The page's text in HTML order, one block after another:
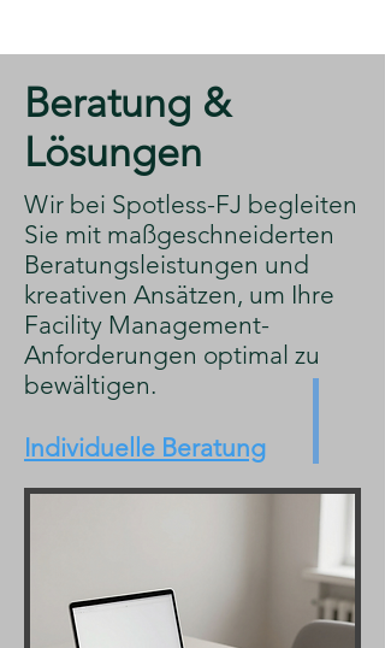
​Beratung &
Lösungen
​Wir bei Spotless-FJ begleiten
Sie mit maßgeschneiderten
Beratungsleistungen und
kreativen Ansätzen, um Ihre
Facility Management-
Anforderungen optimal zu
bewältigen.
Individuelle Beratung